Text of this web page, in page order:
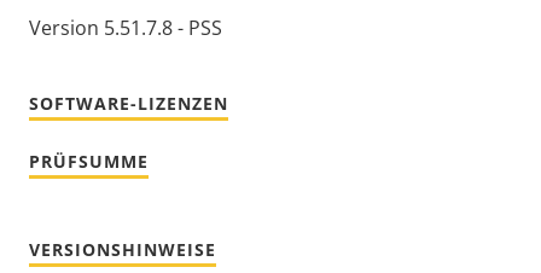
Version 5.51.7.8 - PSS
SOFTWARE-LIZENZEN
PRÜFSUMME
VERSIONSHINWEISE